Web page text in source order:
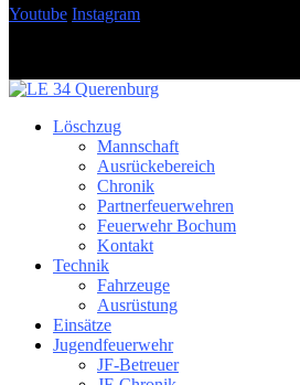
Youtube Instagram
Löschzug
Mannschaft
Ausrückebereich
Chronik
Partnerfeuerwehren
Feuerwehr Bochum
Kontakt
Technik
Fahrzeuge
Ausrüstung
Einsätze
Jugendfeuerwehr
JF-Betreuer